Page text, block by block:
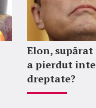
Elon, supărat
a pierdut
dreptate?